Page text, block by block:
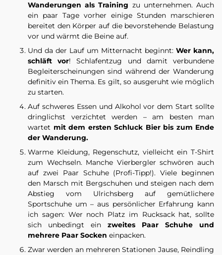
Wanderungen als Training zu unternehmen. Auch
ein paar Tage vorher einige Stunden marschieren
bereitet den Körper auf die bevorstehende Belastung
vor und wärmt die Beine auf.
Und da der Lauf um Mitternacht beginnt: Wer kann,
schläft vor! Schlafentzug und damit verbundene
Begleiterscheinungen sind während der Wanderung
definitiv ein Thema. Es gilt, so ausgeruht wie möglich
zu starten.
Auf schweres Essen und Alkohol vor dem Start sollte
dringlichst verzichtet werden – am besten man
wartet mit dem ersten Schluck Bier bis zum Ende
der Wanderung.
Warme Kleidung, Regenschutz, vielleicht ein T-Shirt
zum Wechseln. Manche Vierbergler schwören auch
auf zwei Paar Schuhe (Profi-Tipp!). Viele beginnen
den Marsch mit Bergschuhen und steigen nach dem
Abstieg vom Ulrichsberg auf gemütlichere
Sportschuhe um – aus persönlicher Erfahrung kann
ich sagen: Wer noch Platz im Rucksack hat, sollte
sich unbedingt ein zweites Paar Schuhe und
mehrere Paar Socken einpacken.
Zwar werden an mehreren Stationen Jause, Reindling